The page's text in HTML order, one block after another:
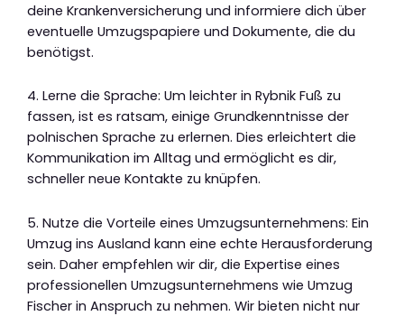
deine Krankenversicherung und informiere dich über
eventuelle Umzugspapiere und Dokumente, die du
benötigst.
4. Lerne die Sprache: Um leichter in Rybnik Fuß zu
fassen, ist es ratsam, einige Grundkenntnisse der
polnischen Sprache zu erlernen. Dies erleichtert die
Kommunikation im Alltag und ermöglicht es dir,
schneller neue Kontakte zu knüpfen.
5. Nutze die Vorteile eines Umzugsunternehmens: Ein
Umzug ins Ausland kann eine echte Herausforderung
sein. Daher empfehlen wir dir, die Expertise eines
professionellen Umzugsunternehmens wie Umzug
Fischer in Anspruch zu nehmen. Wir bieten nicht nur